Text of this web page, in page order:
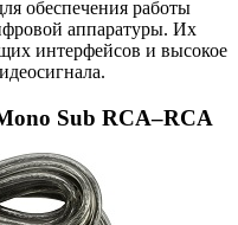
обеспечения работы
аппаратуры. Их
интерфейсов и высокое
Sub RCA–RCA